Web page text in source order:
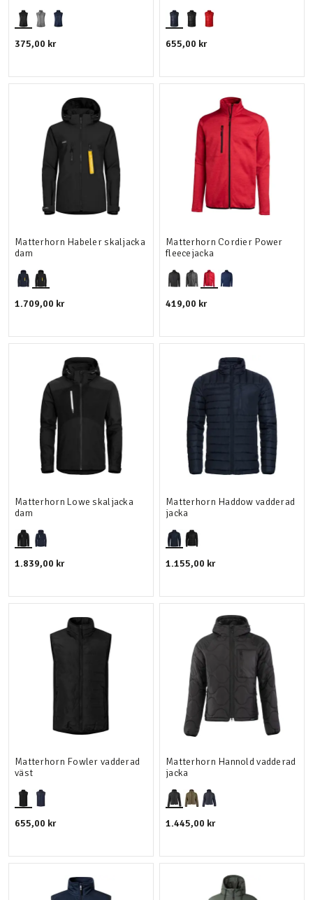
375,00 kr 655,00 kr
Matterhorn Habeler skaljacka
dam
1.709,00 kr
Matterhorn Cordier Power
fleecejacka
419,00 kr
Matterhorn Lowe skaljacka
dam
1.839,00 kr
Matterhorn Haddow vadderad
jacka
1.155,00 kr
Matterhorn Fowler vadderad
väst
655,00 kr
Matterhorn Hannold vadderad
jacka
1.445,00 kr